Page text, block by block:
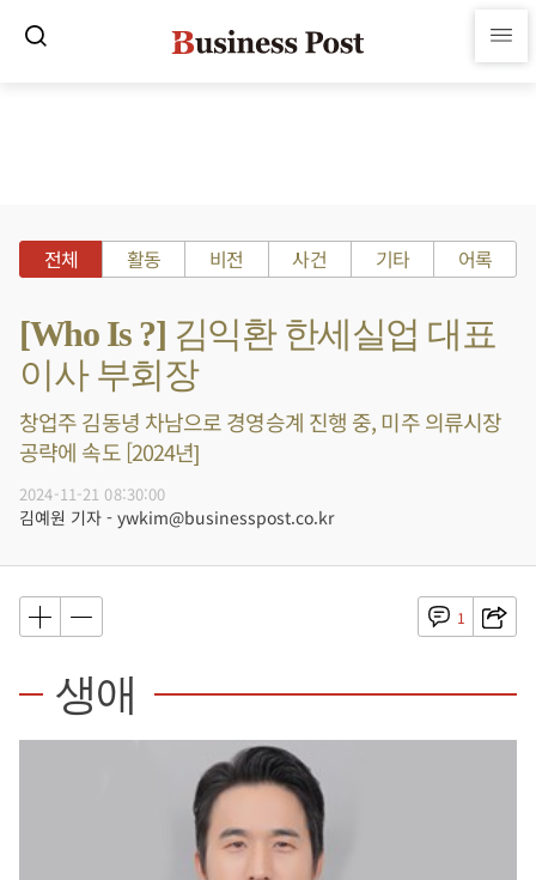
전체 활동 비전 사건 기타 어록
[Who Is ?] 김익환 한세실업 대표
이사 부회장
창업주 김동녕 차남으로 경영승계 진행 중, 미주 의류시장
공략에 속도 [2024년]
2024-11-21 08:30:00
김예원 기자 - ywkim@businesspost.co.kr
1
생애